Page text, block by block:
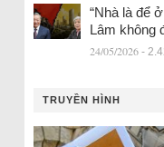
“Nhà là để
Lâm không
24/05/2026 -
TRUYỀN HÌNH